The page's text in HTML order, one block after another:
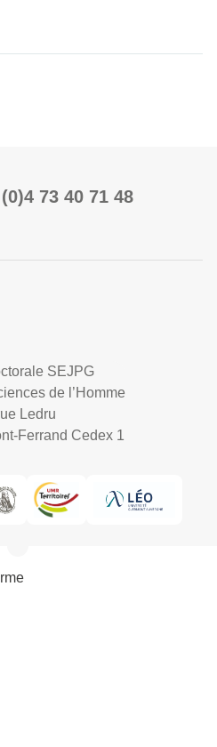
73 40 71 48
SEJPG
de l’Homme
Ledru
Ferrand Cedex 1